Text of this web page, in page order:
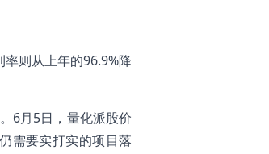
则从上年的96.9%降
6月5日，量化派股价
需要实打实的项目落